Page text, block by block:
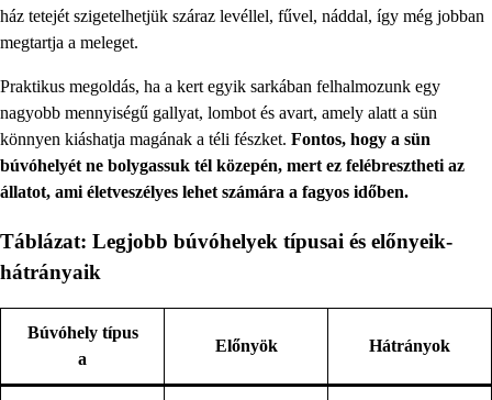
ház tetejét szigetelhetjük száraz levéllel, fűvel, náddal, így még jobban
megtartja a meleget.
Praktikus megoldás, ha a kert egyik sarkában felhalmozunk egy
nagyobb mennyiségű gallyat, lombot és avart, amely alatt a sün
könnyen kiáshatja magának a téli fészket. Fontos, hogy a sün
búvóhelyét ne bolygassuk tél közepén, mert ez felébresztheti az
állatot, ami életveszélyes lehet számára a fagyos időben.
Táblázat: Legjobb búvóhelyek típusai és előnyeik-
hátrányaik
Búvóhely típus
a
Előnyök Hátrányok